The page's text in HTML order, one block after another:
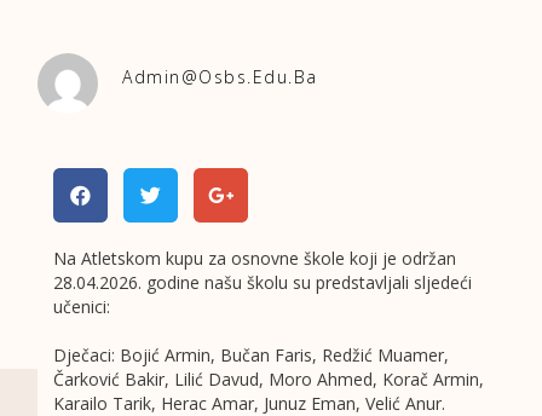
Admin@osbs.edu.ba
Na Atletskom kupu za osnovne škole koji je održan
28.04.2026. godine našu školu su predstavljali sljedeći
učenici:
Dječaci: Bojić Armin, Bučan Faris, Redžić Muamer,
Čarković Bakir, Lilić Davud, Moro Ahmed, Korač Armin,
Karailo Tarik, Herac Amar, Junuz Eman, Velić Anur.